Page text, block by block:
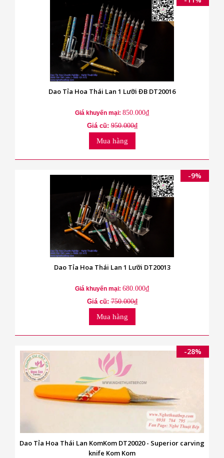
Dao Tỉa Hoa Thái Lan 1 Lưỡi ĐB DT20016
Giá khuyến mại: 850.000₫
Giá cũ:950.000₫
Mua hàng
-9%
Dao Tỉa Hoa Thái Lan 1 Lưỡi DT20013
Giá khuyến mại: 680.000₫
Giá cũ:750.000₫
Mua hàng
-28%
Dao Tỉa Hoa Thái Lan KomKom DT20020 - Superior carving
knife Kom Kom